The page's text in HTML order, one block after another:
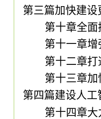
第三篇加快建
第十章全
第十一章
第十二章
第十三章
第四篇建设人
第十四章大